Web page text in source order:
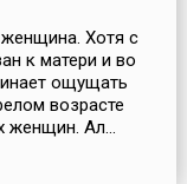
Хотя с
к матери и во
ощущать
возрасте
женщин. Ал...